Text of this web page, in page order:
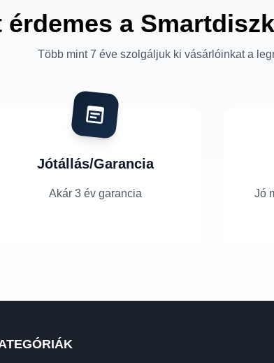
érdemes a
Több mint 7 éve szolgáljuk ki vásárlóinkat a
Jótállás/Garancia
Akár 3 év garancia Jó